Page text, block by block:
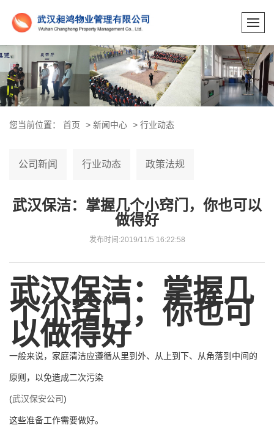
您当前位置： 首页 > 新闻中心 > 行业动态
公司新闻 行业动态 政策法规
武汉保洁：掌握几个小窍门，你也可以
做得好
发布时间:2019/11/5 16:22:58
武汉保洁：掌握几
个小窍门，你也可
以做得好
一般来说，家庭清洁应遵循从里到外、从上到下、从角落到中间的
原则，以免造成二次污染
(武汉保安公司)
这些准备工作需要做好。